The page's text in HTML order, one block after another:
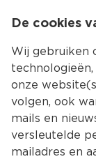
Terug
De cookies
Wij gebruiken
onze
volgen, ook
mails en
versleutelde
mailadres en